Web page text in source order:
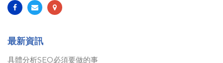
最新資訊
具體分析SEO必須要做的事